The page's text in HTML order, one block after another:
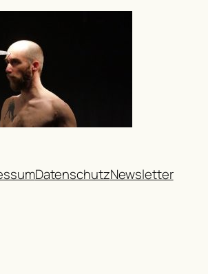
DatenschutzNewsletter